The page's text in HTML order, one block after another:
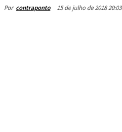
Por contraponto 15 de julho de 2018 20:03